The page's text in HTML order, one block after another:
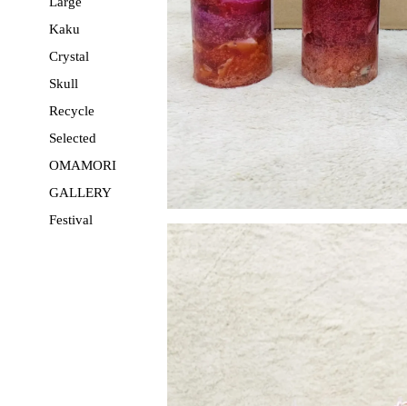
Kaku
Crystal
Skull
Recycle
Selected
OMAMORI
GALLERY
Festival